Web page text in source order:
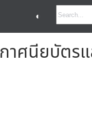
◐
าศนียบัตรแ